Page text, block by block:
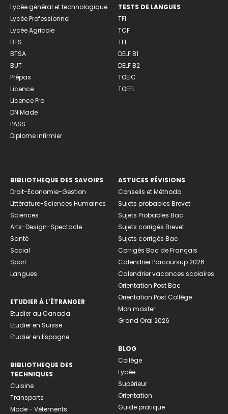
Lycée général et technologique
Lycée Professionnel
Lycée Agricole
BTS
BTSA
BUT
Prépas
Licence
Licence Pro
DN Made
PASS
Diplome infirmier
TESTS DE LANGUES
TFI
TCF
TEF
DELF B1
DELF B2
TOEIC
TOEFL
BIBLIOTHEQUE DES SAVOIRS
Droit-Economie-Gestion
Littérature-Sciences Humaines
Sciences
Arts-Design-Spectacle
Santé
Social
Sport
Langues
ETUDIER À L’ÉTRANGER
Etudier au Canada
Etudier en Suisse
Etudier en Espagne
BIBLIOTHEQUE DES
TECHNIQUES
Cuisine
Transports
Mode - Vêtements
ASTUCES RÉVISIONS
Conseils et Méthodo
Sujets probables Brevet
Sujets Probables Bac
Sujets corrigés Brevet
Sujets corrigés Bac
Corrigés Bac de Français
Calendrier Parcoursup 2026
Calendrier vacances scolaires
Orientation Post Bac
Orientation Post Collège
Mon master
Grand Oral 2026
BLOG
Collège
Lycée
Supérieur
Orientation
Guide pratique